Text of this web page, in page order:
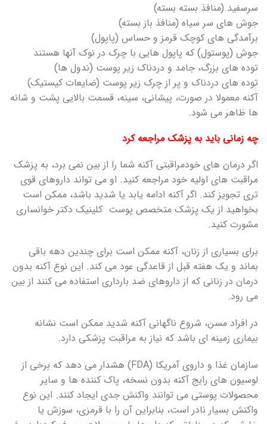
سرسفید (منافذ بسته بسته)
جوش های سر سیاه (منافذ باز بسته)
برآمدگی های کوچک قرمز و حساس (پاپول)
جوش (پوستول) که پاپول هایی با چرک در نوک آنها هستند
توده های بزرگ، جامد و دردناک زیر پوست (ندول ها)
توده های دردناک و پر از چرک زیر پوست (ضایعات کیستیک)
آکنه معمولا در صورت، پیشانی، سینه، قسمت بالایی پشت و شانه
ها ظاهر می شود.
چه زمانی باید به پزشک مراجعه کرد
اگر درمان های خودمراقبتی آکنه شما را از بین نمی برد، به پزشک
مراقبت های اولیه خود مراجعه کنید. او می تواند داروهای قوی
تری تجویز کند. اگر آکنه ادامه یابد یا شدید باشد، ممکن است
بخواهید از یک پزشک متخصص پوست کلینیک دکتر خوانساری
مشورت کنید.
برای بسیاری از زنان، آکنه ممکن است برای چندین دهه باقی
بماند و یک هفته قبل از قاعدگی عود می کند. این نوع آکنه بدون
درمان در زنانی که از داروهای ضد بارداری استفاده می کنند از بین
می رود.
در افراد مسن، شروع ناگهانی آکنه شدید ممکن است نشانه
بیماری زمینه ای باشد که نیاز به مراقبت پزشکی دارد.
سازمان غذا و داروی آمریکا (FDA) هشدار می دهد که برخی از
لوسیون های رایج آکنه بدون نسخه، پاک کننده ها و سایر
محصولات پوستی می توانند واکنش جدی ایجاد کنند. این نوع
واکنش بسیار نادر است، بنابراین آن را با قرمزی، سوزش یا